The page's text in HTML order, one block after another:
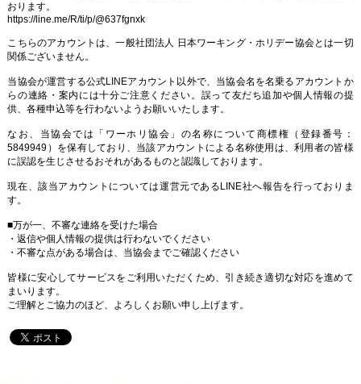
おります。
https://line.me/R/ti/p/@637fgnxk
こちらのアカウントは、一般社団法人 日本ワーキング・ホリデー協会とは一切
関係ございません。
当協会が運営する公式LINEアカウント以外で、当協会名を名乗るアカウントか
らの連絡・案内には十分ご注意ください。誤って友だち追加や個人情報の提
供、各種申込等を行わないようお願いいたします。
なお、当協会では「ワーホリ協会」の名称について商標権（登録番号：
5849949）を保有しており、当該アカウントによる名称使用は、利用者の皆様
に誤認を生じさせるおそれがあるものと認識しております。
現在、該当アカウントについては運営元であるLINE社へ報告を行っておりま
す。
■万が一、不審な連絡を受けた場合
・返信や個人情報の提供は行わないでください
・不審な点がある場合は、当協会までご確認ください
皆様に安心してサービスをご利用いただくため、引き続き適切な対応を進めて
まいります。
ご理解とご協力のほど、よろしくお願い申し上げます。